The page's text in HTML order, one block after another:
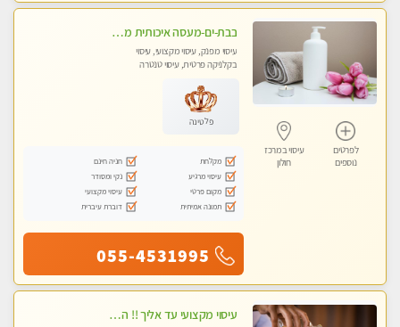
לפרטים
נוספים
עיסוי במרכז
חולון
בבת-ים-מעסה איכותית מקצועית ומפנקת עיסוי בקליניקה פרטית
עיסוי מפנק, עיסוי מקצועי, עיסוי
בקלניקה פרטית, עיסוי טנטרה
פלטינה
מקלחת
חניה חינם
עיסוי מרגיע
נקי ומסודר
מקום פרטי
עיסוי מקצועי
תמונה אמיתית
דוברת עיברית
055-4531995
עיסוי מקצועי עד אליך !! הזמנה מהירה לעיסוי מפנק ומדהים